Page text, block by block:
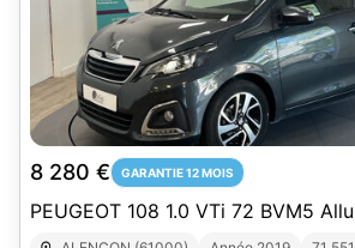
8 280 € GARANTIE 12 MOIS
PEUGEOT 108 1.0 VTi 72 BVM5